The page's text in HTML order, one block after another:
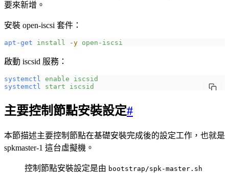
要來新增。
安裝 open-iscsi 套件：
apt-get install -y open-iscsi
啟動 iscsid 服務：
systemctl enable iscsid
systemctl start iscsid
主要控制節點安裝設定#
本節描述主要控制節點在基礎安裝完成後的設定工作，也就是
spkmaster-1 這台虛擬機。
控制節點安裝設定是由 bootstrap/spk-master.sh